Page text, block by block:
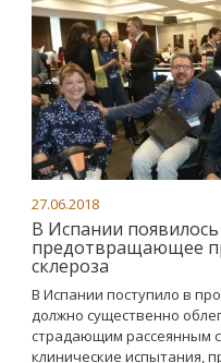
27.06.2018
В Испании появилось
предотвращающее
склероза
В Испании поступило в
должно существенно
страдающим рассеянным
клинические испытания,